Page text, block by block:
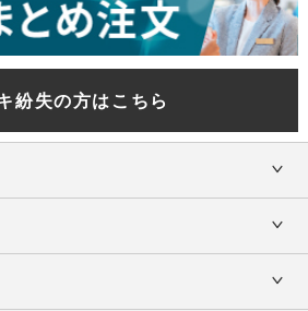
紛失の方はこちら